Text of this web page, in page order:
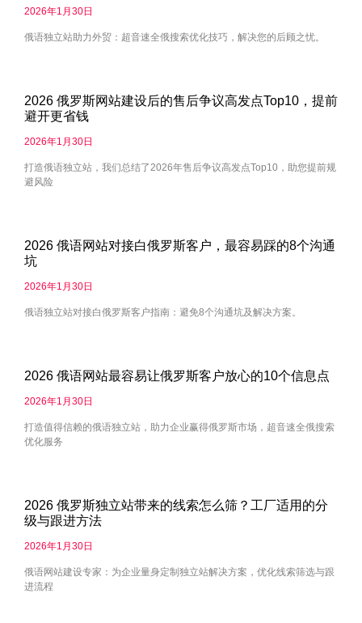
2026年1月30日
俄语独立站助力外贸：超音速全俄搜索优化技巧，解决您的后顾之忧。
2026 俄罗斯网站建设后的售后争议高发点Top10，提前
避开更省钱
2026年1月30日
打造俄语独立站，我们总结了2026年售后争议高发点Top10，助您提前规
避风险
2026 俄语网站对接白俄罗斯客户，最容易踩的8个沟通
坑
2026年1月30日
俄语独立站对接白俄罗斯客户指南：避免8个沟通坑及解决方案。
2026 俄语网站最容易让俄罗斯客户放心的10个信息点
2026年1月30日
打造值得信赖的俄语独立站，助力企业赢得俄罗斯市场，超音速全俄搜索
优化服务
2026 俄罗斯独立站带来的线索怎么筛？工厂适用的分
级与跟进方法
2026年1月30日
俄语网站建设专家：为企业量身定制独立站解决方案，优化线索筛选与跟
进流程